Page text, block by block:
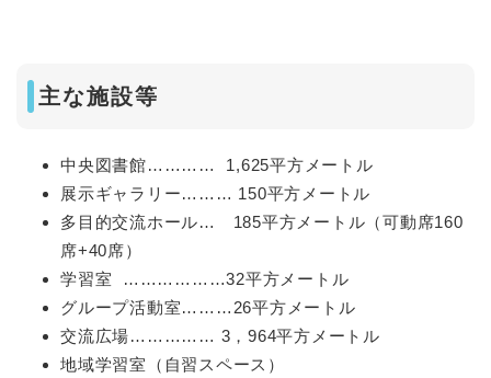
主な施設等
中央図書館………… 1,625平方メートル
展示ギャラリー……… 150平方メートル
多目的交流ホール… 185平方メートル（可動席160
席+40席）
学習室 ………………32平方メートル
グループ活動室………26平方メートル
交流広場…………… 3，964平方メートル
地域学習室（自習スペース）